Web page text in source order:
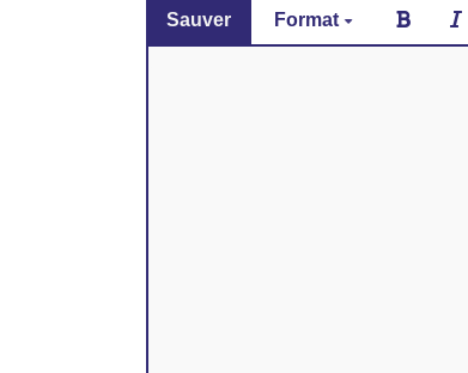
Sauver Format